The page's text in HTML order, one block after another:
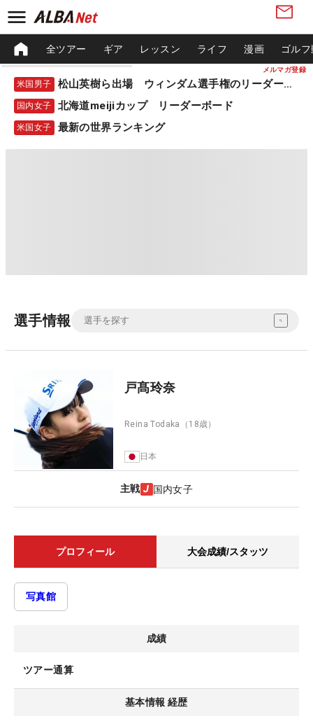
メルマガ登録
全ツアー ギア レッスン ライフ 漫画 ゴル
米国男子 松山英樹ら出場 ウィンダム選手権のリーダーボード
国内女子 北海道meijiカップ リーダーボード
米国女子 最新の世界ランキング
選手情報
戸髙玲奈
Reina Todaka （18歳）
日本
主戦 国内女子
プロフィール 大会成績/スタッツ
写真館
成績
ツアー通算
基本情報 経歴